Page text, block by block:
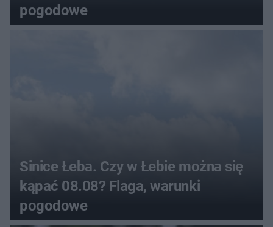
pogodowe
Sinice Łeba. Czy w Łebie można się
kąpać 08.08? Flaga, warunki
pogodowe